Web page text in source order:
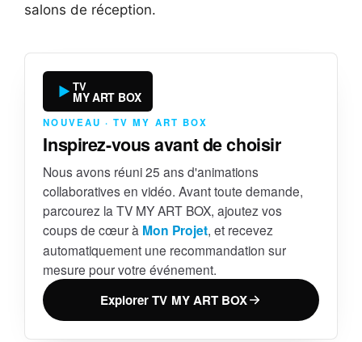
salons de réception.
TV
MY ART BOX
NOUVEAU · TV MY ART BOX
Inspirez-vous avant de choisir
Nous avons réuni 25 ans d'animations
collaboratives en vidéo. Avant toute demande,
parcourez la TV MY ART BOX, ajoutez vos
coups de cœur à Mon Projet, et recevez
automatiquement une recommandation sur
mesure pour votre événement.
Explorer TV MY ART BOX